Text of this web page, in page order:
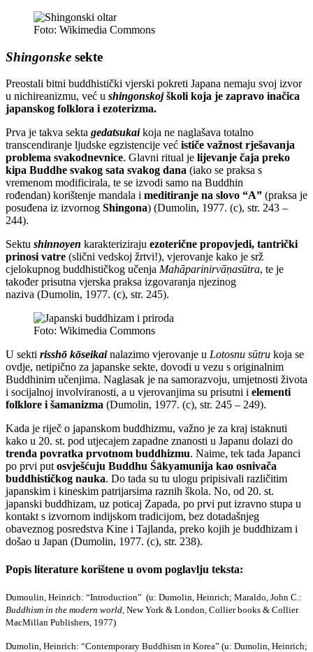
Foto: Wikimedia Commons
Shingonske sekte
Preostali bitni buddhistički vjerski pokreti Japana nemaju svoj izvor
u nichireanizmu, već u shingonskojškoli koja je zapravo inačica
japanskog folklora i ezoterizma.
Prva je takva sekta gedatsukai koja ne naglašava totalno
transcendiranje ljudske egzistencije već ističe važnost rješavanja
problema svakodnevnice. Glavni ritual je lijevanje čaja preko
kipa Buddhe svakog sata svakog dana (iako se praksa s
vremenom modificirala, te se izvodi samo na Buddhin
rođendan) korištenje mandala i meditiranje na slovo “A” (praksa je
posuđena iz izvornog Shingona) (Dumolin, 1977. (c), str. 243 –
244).
Sektu shinnoyen karakteriziraju ezoterične propovjedi, tantrički
prinosi vatre (slični vedskoj žrtvi!), vjerovanje kako je srž
cjelokupnog buddhističkog učenja Mahāparinirvāṇasūtra, te je
također prisutna vjerska praksa izgovaranja njezinog
naziva (Dumolin, 1977. (c), str. 245).
Foto: Wikimedia Commons
U sekti risshō kōseikainalazimo vjerovanje u Lotosnu sūtru koja se
ovdje, netipično za japanske sekte, dovodi u vezu s originalnim
Buddhinim učenjima. Naglasak je na samorazvoju, umjetnosti života
i socijalnoj involviranosti, a u vjerovanjima su prisutni i elementi
folklore i šamanizma (Dumolin, 1977. (c), str. 245 – 249).
Kada je riječ o japanskom buddhizmu, važno je za kraj istaknuti
kako u 20. st. pod utjecajem zapadne znanosti u Japanu dolazi do
trenda povratka prvotnom buddhizmu. Naime, tek tada Japanci
po prvi put osvješćuju Buddhu Śākyamunija kao osnivača
buddhističkog nauka. Do tada su tu ulogu pripisivali različitim
japanskim i kineskim patrijarsima raznih škola. No, od 20. st.
japanski buddhizam, uz poticaj Zapada, po prvi put izravno stupa u
kontakt s izvornom indijskom tradicijom, bez dotadašnjeg
obaveznog posredstva Kine i Tajlanda, preko kojih je buddhizam i
došao u Japan (Dumolin, 1977. (c), str. 238).
Popis literature korištene u ovom poglavlju teksta:
Dumoulin, Heinrich: “Introduction” (u: Dumolin, Heinrich; Maraldo, John C.:
Buddhism in the modern world , New York & London, Collier books & Collier
MacMillan Publishers, 1977)
Dumolin, Heinrich: “Contemporary Buddhism in Korea” (u: Dumolin, Heinrich;